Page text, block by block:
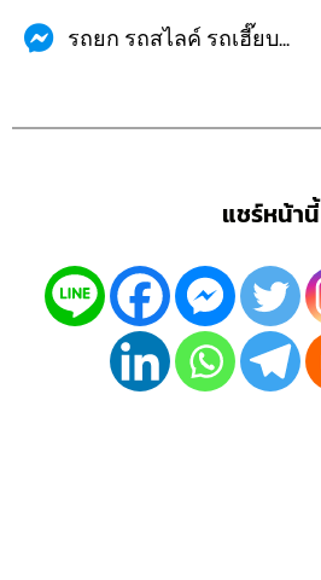
รถยก รถสไลค์ รถเฮี๊ยบ...
แชร์หน้านี้